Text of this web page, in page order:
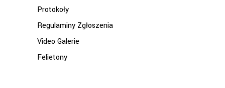
Protokoły
Regulaminy Zgłoszenia
Video Galerie
Felietony